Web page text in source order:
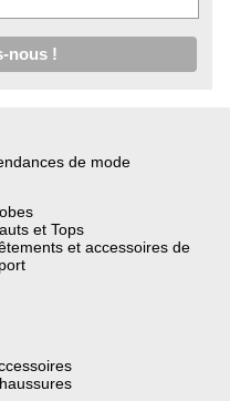
de mode
et Tops
et accessoires de